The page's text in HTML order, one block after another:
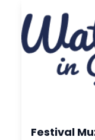
Festival